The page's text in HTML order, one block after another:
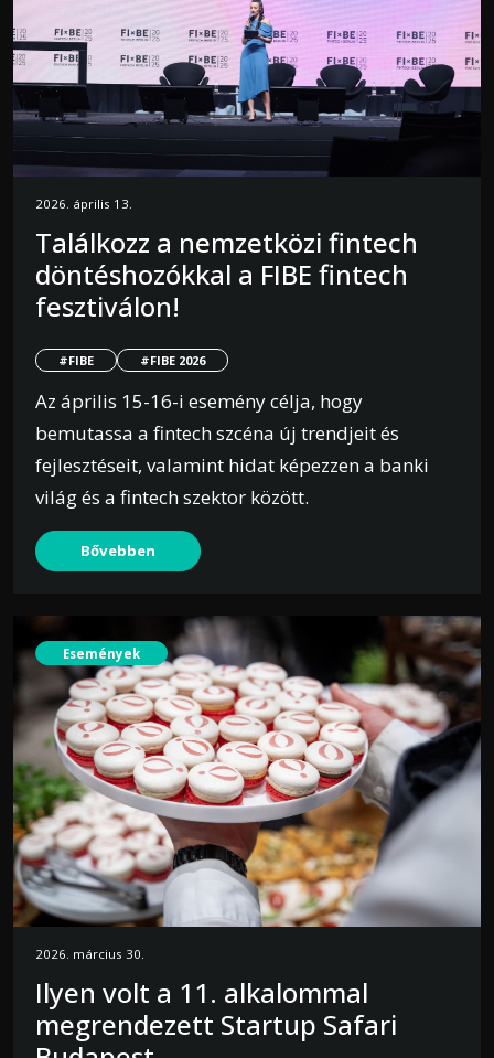
2026. április 13.
Találkozz a nemzetközi fintech
döntéshozókkal a FIBE fintech
fesztiválon!
#FIBE #FIBE 2026
Az április 15-16-i esemény célja, hogy
bemutassa a fintech szcéna új trendjeit és
fejlesztéseit, valamint hidat képezzen a banki
világ és a fintech szektor között.
Bővebben
Események
2026. március 30.
Ilyen volt a 11. alkalommal
megrendezett Startup Safari